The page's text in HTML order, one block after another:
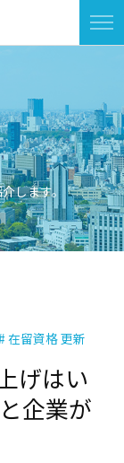
します。
在留資格 更新
げはい
企業が